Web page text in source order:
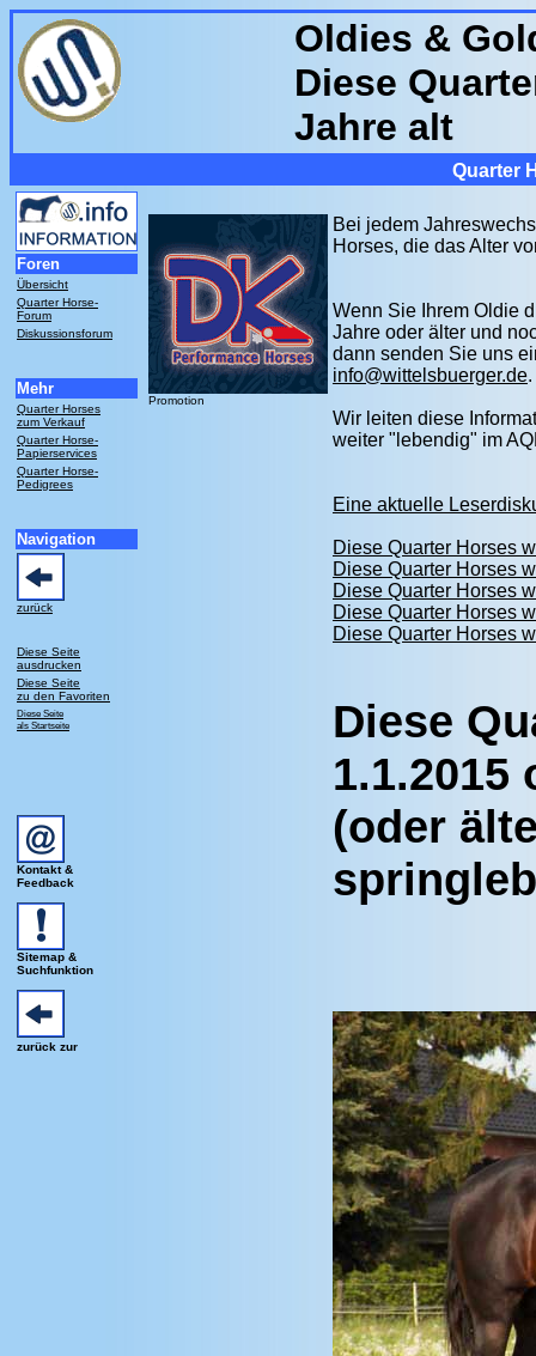
Oldies &
Diese
Jahre alt
Quarter
Foren
Übersicht
Quarter Horse-
Forum
Diskussionsforum
Mehr
Quarter Horses
zum Verkauf
Quarter Horse-
Papierservices
Quarter Horse-
Pedigrees
Navigation
zurück
Diese Seite
ausdrucken
Diese Seite
zu den Favoriten
Diese Seite
als Startseite
Kontakt &
Feedback
Sitemap &
Suchfunktion
zurück zur
Promotion
Bei jedem
Horses, die das Alter
Wenn Sie Ihrem Oldie
Jahre oder älter und
dann senden Sie uns
info@wittelsbuerger.de.
Wir leiten diese
weiter "lebendig" im
Eine aktuelle
Diese Quarter Horses
Diese Quarter Horses
Diese Quarter Horses
Diese Quarter Horses
Diese Quarter Horses
Diese
1.1.2015
(oder